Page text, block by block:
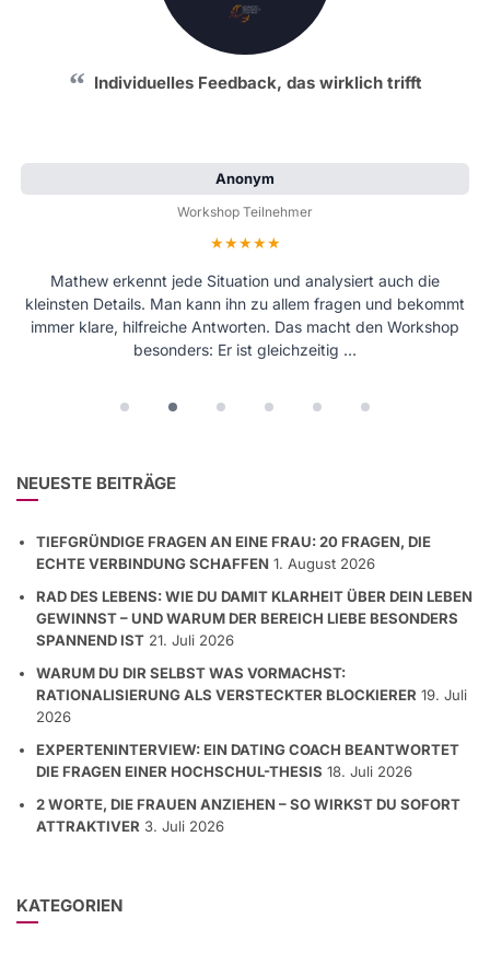
Individuelles Feedback, das wirklich trifft
Anonym
Workshop Teilnehmer
Bewertung: 5 von 5 Sternen
Mathew erkennt jede Situation und analysiert auch die
kleinsten Details. Man kann ihn zu allem fragen und bekommt
immer klare, hilfreiche Antworten. Das macht den Workshop
besonders: Er ist gleichzeitig …
NEUESTE BEITRÄGE
TIEFGRÜNDIGE FRAGEN AN EINE FRAU: 20 FRAGEN, DIE
ECHTE VERBINDUNG SCHAFFEN 1. August 2026
RAD DES LEBENS: WIE DU DAMIT KLARHEIT ÜBER DEIN LEBEN
GEWINNST – UND WARUM DER BEREICH LIEBE BESONDERS
SPANNEND IST 21. Juli 2026
WARUM DU DIR SELBST WAS VORMACHST:
RATIONALISIERUNG ALS VERSTECKTER BLOCKIERER 19. Juli
2026
EXPERTENINTERVIEW: EIN DATING COACH BEANTWORTET
DIE FRAGEN EINER HOCHSCHUL-THESIS 18. Juli 2026
2 WORTE, DIE FRAUEN ANZIEHEN – SO WIRKST DU SOFORT
ATTRAKTIVER 3. Juli 2026
KATEGORIEN